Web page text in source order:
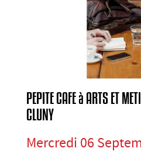
PEPITE CAFE à ARTS ET
CLUNY
Mercredi 06